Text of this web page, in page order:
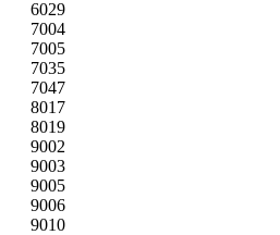
6029
7004
7005
7035
7047
8017
8019
9002
9003
9005
9006
9010